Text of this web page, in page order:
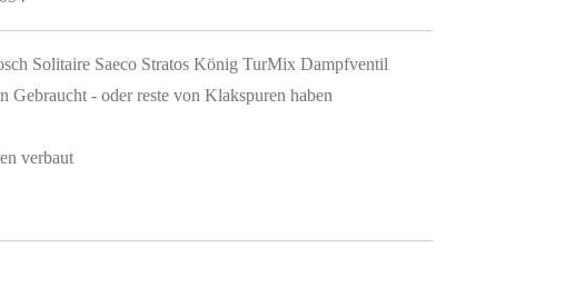
Solitaire Saeco Stratos König TurMix Dampfventil
Gebraucht - oder reste von Klakspuren haben
verbaut